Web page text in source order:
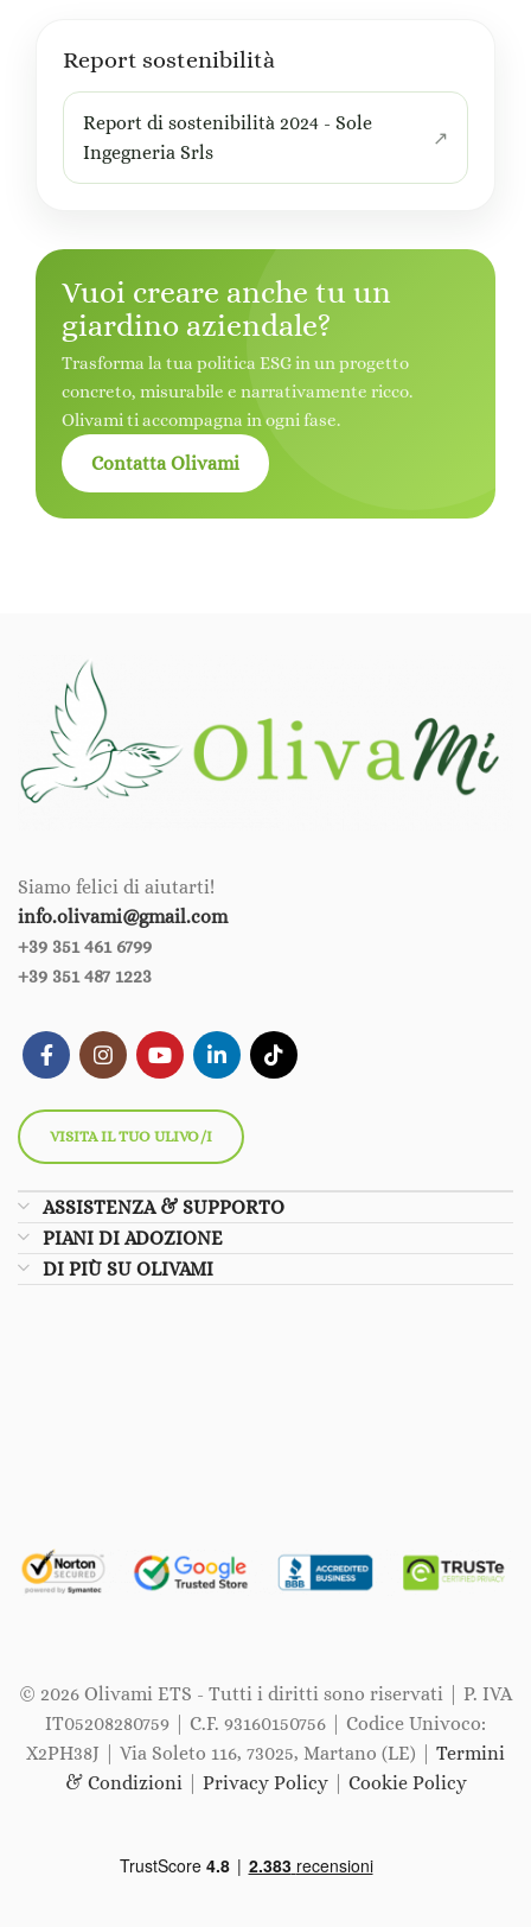
Report sostenibilità
Report di sostenibilità 2024 - Sole
Ingegneria Srls
Vuoi creare anche tu un
giardino aziendale?
Trasforma la tua politica ESG in un progetto
concreto, misurabile e narrativamente ricco.
Olivami ti accompagna in ogni fase.
Contatta Olivami
Siamo felici di aiutarti!
info.olivami@gmail.com
+39 351 461 6799‪‪
+39 351 487 1223
VISITA IL TUO ULIVO/I
ASSISTENZA & SUPPORTO
PIANI DI ADOZIONE
DI PIÙ SU OLIVAMI
© 2026 Olivami ETS - Tutti i diritti sono riservati | P. IVA
IT05208280759 | C.F. 93160150756 | Codice Univoco:
X2PH38J | Via Soleto 116, 73025, Martano (LE) | Termini
& Condizioni
Privacy Policy| Cookie Policy